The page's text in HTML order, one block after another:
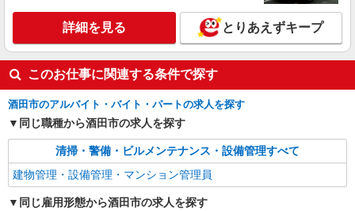
詳細を見る とりあえずキープ
このお仕事に関連する条件で探す
酒田市のアルバイト・バイト・パートの求人を探す
同じ職種から酒田市の求人を探す
清掃・警備・ビルメンテナンス・設備管理すべて
建物管理・設備管理・マンション管理員
同じ雇用形態から酒田市の求人を探す